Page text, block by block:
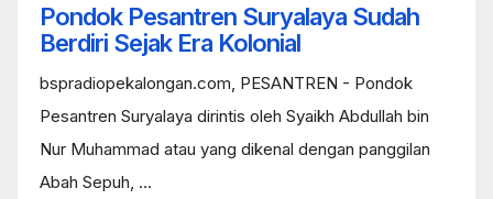
Pondok Pesantren Suryalaya Sudah
Berdiri Sejak Era Kolonial
bspradiopekalongan.com, PESANTREN - Pondok
Pesantren Suryalaya dirintis oleh Syaikh Abdullah bin
Nur Muhammad atau yang dikenal dengan panggilan
Abah Sepuh, ...